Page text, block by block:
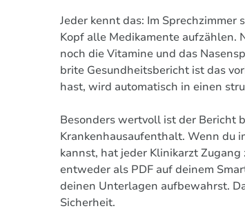
Jeder kennt das: Im
Kopf alle Medikamente aufzählen.
noch die Vitamine und das
brite Gesundheitsbericht ist das
hast, wird automatisch in einen
Besonders wertvoll ist der Bericht
Krankenhausaufenthalt. Wenn du
kannst, hat jeder Klinikarzt
entweder als PDF auf deinem
deinen Unterlagen aufbewahrst.
Sicherheit.